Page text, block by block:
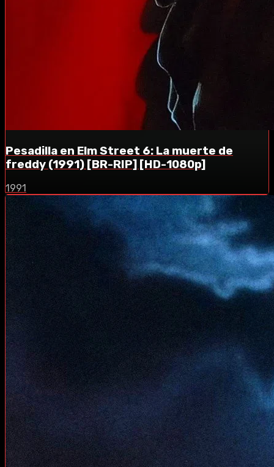
Pesadilla en Elm Street 6: La muerte de
freddy (1991) [BR-RIP] [HD-1080p]
1991